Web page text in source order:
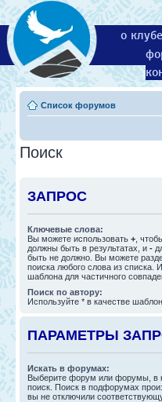
о клубе
Список форумов
Поиск
ЗАПРОС
Ключевые слова:
Вы можете использовать + ,
должны быть в результатах, и -
быть не должно. Вы можете
поиска любого слова из списка.
шаблона для частичного
Поиск по автору:
Используйте * в качестве
ПАРАМЕТРЫ
Искать в форумах:
Выберите форум или форумы, в
поиск. Поиск в подфорумах
вы не отключили